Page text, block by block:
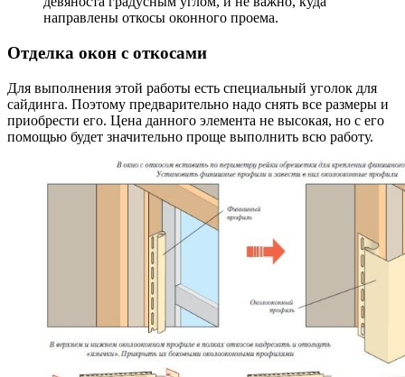
направлены откосы оконного проема.
Отделка окон с откосами
Для выполнения этой работы есть специальный уголок для
сайдинга. Поэтому предварительно надо снять все размеры и
приобрести его. Цена данного элемента не высокая, но с его
помощью будет значительно проще выполнить всю работу.